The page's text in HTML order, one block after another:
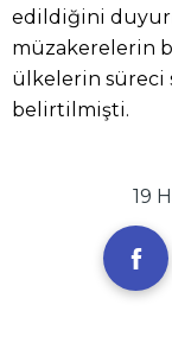
edildiğini
müzakerelerin
ülkelerin
belirtilmişti.
19